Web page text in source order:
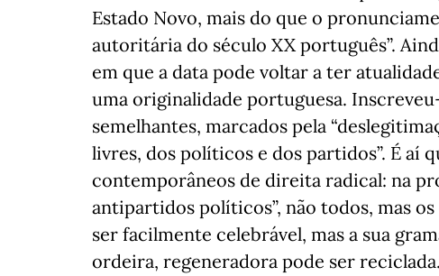
Estado Novo, mais do que o
autoritária do século XX português”.
em que a data pode voltar a ter
uma originalidade portuguesa.
semelhantes, marcados pela
livres, dos políticos e dos partidos”. É aí
contemporâneos de direita radical: na
antipartidos políticos”, não todos, mas
ser facilmente celebrável, mas a sua
ordeira, regeneradora pode ser